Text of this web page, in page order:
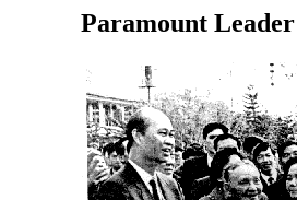
Paramount